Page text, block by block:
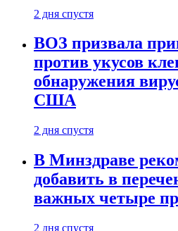
2 дня спустя
ВОЗ призвала
против укусов
обнаружения
США
2 дня спустя
В Минздраве
добавить в
важных четыре
2 дня спустя